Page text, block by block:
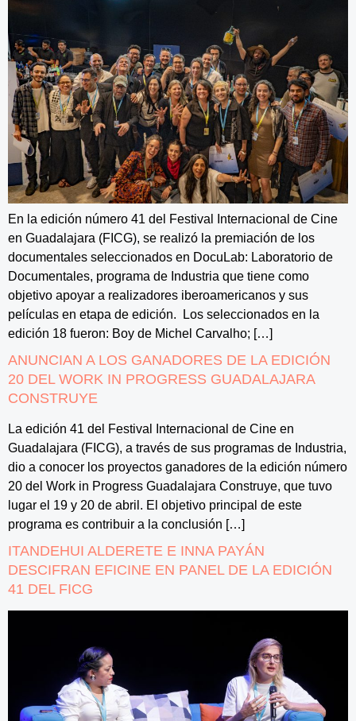
En la edición número 41 del Festival Internacional de Cine
en Guadalajara (FICG), se realizó la premiación de los
documentales seleccionados en DocuLab: Laboratorio de
Documentales, programa de Industria que tiene como
objetivo apoyar a realizadores iberoamericanos y sus
películas en etapa de edición. Los seleccionados en la
edición 18 fueron: Boy de Michel Carvalho; […]
ANUNCIAN A LOS GANADORES DE LA EDICIÓN
20 DEL WORK IN PROGRESS GUADALAJARA
CONSTRUYE
La edición 41 del Festival Internacional de Cine en
Guadalajara (FICG), a través de sus programas de Industria,
dio a conocer los proyectos ganadores de la edición número
20 del Work in Progress Guadalajara Construye, que tuvo
lugar el 19 y 20 de abril. El objetivo principal de este
programa es contribuir a la conclusión […]
ITANDEHUI ALDERETE E INNA PAYÁN
DESCIFRAN EFICINE EN PANEL DE LA EDICIÓN
41 DEL FICG